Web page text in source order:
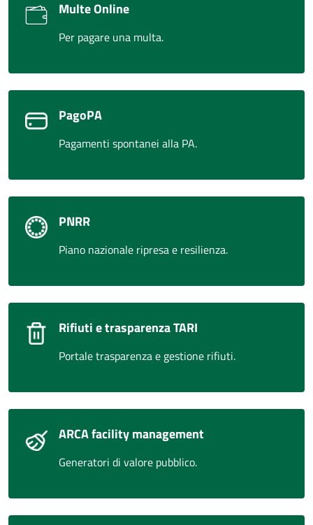
Multe Online
Per pagare una multa.
PagoPA
Pagamenti spontanei alla PA.
PNRR
Piano nazionale ripresa e resilienza.
Rifiuti e trasparenza TARI
Portale trasparenza e gestione rifiuti.
ARCA facility management
Generatori di valore pubblico.